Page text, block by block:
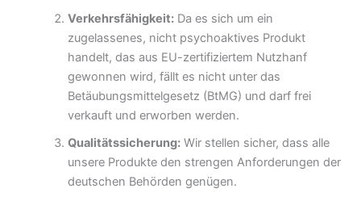
Verkehrsfähigkeit:Da es sich um ein
zugelassenes, nicht psychoaktives Produkt
handelt, das aus EU-zertifiziertem Nutzhanf
gewonnen wird, fällt es nicht unter das
Betäubungsmittelgesetz (BtMG) und darf frei
verkauft und erworben werden.
Qualitätssicherung:Wir stellen sicher, dass alle
unsere Produkte den strengen Anforderungen der
deutschen Behörden genügen.